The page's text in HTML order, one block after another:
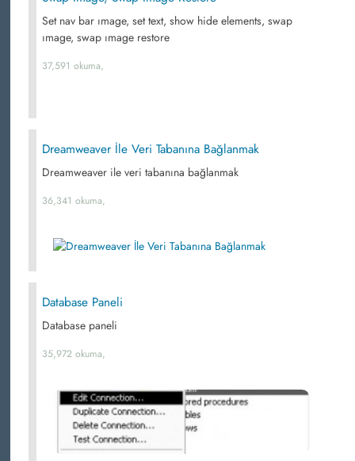
Set nav bar ımage, set text, show hide elements, swap
ımage, swap ımage restore
37,591 okuma,
Dreamweaver İle Veri Tabanına Bağlanmak
Dreamweaver ile veri tabanına bağlanmak
36,341 okuma,
Database Paneli
Database paneli
35,972 okuma,